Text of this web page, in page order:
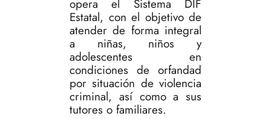
opera el Sistema DIF
Estatal, con el objetivo de
atender de forma integral
a niñas, niños y
adolescentes en
condiciones de orfandad
por situación de violencia
criminal, así como a sus
tutores o familiares.